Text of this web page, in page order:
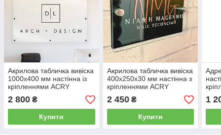
Акрилова табличка вивіска
1000х400 мм настінна із
кріпленнями ACRY
Прозорий Акрил 3 мм
2 800 ₴
Купити
Акрилова табличка вивіска
400х250х30 мм настінна з
кріпленнями ACRY
Прозорий та чорний Акрил
2 450₴
Купити
1